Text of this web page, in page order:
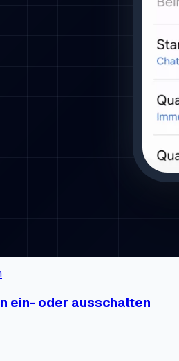
ein- oder ausschalten